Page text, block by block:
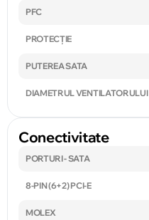
PFC
PROTECȚIE
PUTEREA SATA
DIAMETRUL VENTILATORULUI
Conectivitate
PORTURI - SATA
8-PIN (6+2) PCI-E
MOLEX